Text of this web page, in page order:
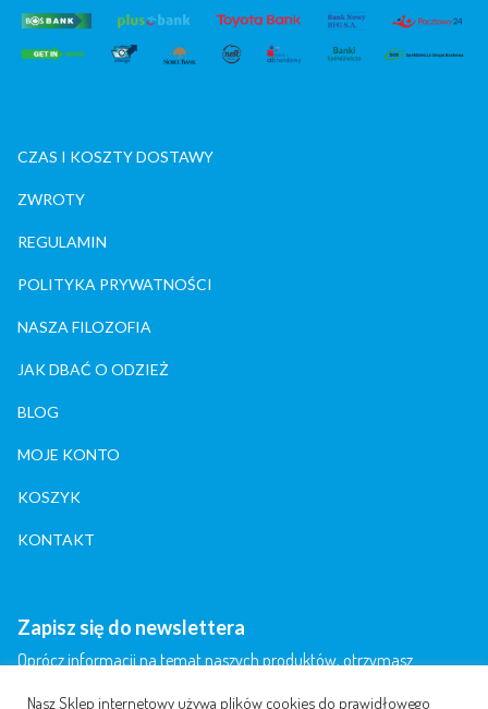
CZAS I KOSZTY DOSTAWY
ZWROTY
REGULAMIN
POLITYKA PRYWATNOŚCI
NASZA FILOZOFIA
JAK DBAĆ O ODZIEŻ
BLOG
MOJE KONTO
KOSZYK
KONTAKT
Zapisz się do newslettera
Oprócz informacji na temat naszych produktów, otrzymasz
partnerów.
Nasz Sklep internetowy używa plików cookies do prawidłowego